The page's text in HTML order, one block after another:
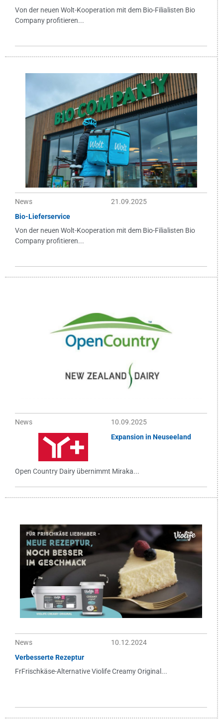
Von der neuen Wolt-Kooperation mit dem Bio-Filialisten Bio
Company profitieren...
News
21.09.2025
Bio-Lieferservice
Von der neuen Wolt-Kooperation mit dem Bio-Filialisten Bio
Company profitieren...
News
10.09.2025
Expansion in Neuseeland
Open Country Dairy übernimmt Miraka...
News
10.12.2024
Verbesserte Rezeptur
FrFrischkäse-Alternative Violife Creamy Original...